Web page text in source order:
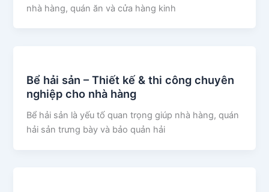
nhà hàng, quán ăn và cửa hàng kinh
Bể hải sản – Thiết kế & thi công chuyên
nghiệp cho nhà hàng
Bể hải sản là yếu tố quan trọng giúp nhà hàng, quán
hải sản trưng bày và bảo quản hải